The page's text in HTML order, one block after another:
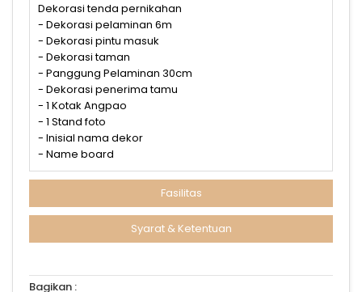
Dekorasi tenda pernikahan
- Dekorasi pelaminan 6m
- Dekorasi pintu masuk
- Dekorasi taman
- Panggung Pelaminan 30cm
- Dekorasi penerima tamu
- 1 Kotak Angpao
- 1 Stand foto
- Inisial nama dekor
- Name board
Fasilitas
Syarat & Ketentuan
Bagikan :